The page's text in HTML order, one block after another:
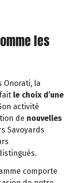
les
Onorati, la
le choix d’une
activité
de nouvelles
Savoyards
comporte